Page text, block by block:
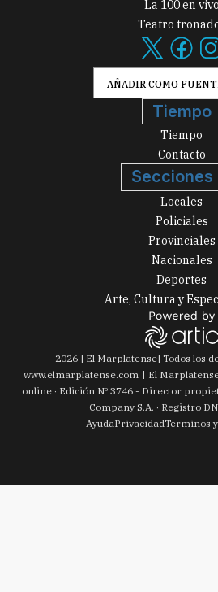
La 100 en vivo
Teatro
AÑADIR COMO
Tiempo
Tiempo
Contacto
Secciones
Locales
Policiales
Provinciales
Nacionales
Deportes
Arte, Cultura y
2026| El Marplatense| Todos los
www.elmarplatense.com
El
online · Edición Nº 3746- Director
Company S.A. · Registro
AyudaPrivacidadTerminos